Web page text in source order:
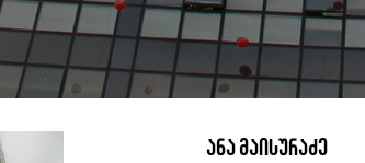
ანა მაისურაძე